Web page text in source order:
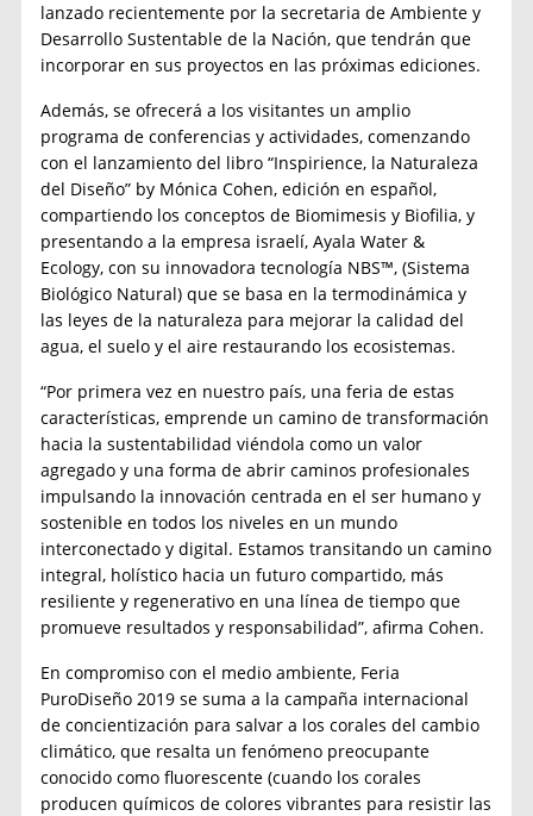
lanzado recientemente por la secretaria de Ambiente y
Desarrollo Sustentable de la Nación, que tendrán que
incorporar en sus proyectos en las próximas ediciones.
Además, se ofrecerá a los visitantes un amplio
programa de conferencias y actividades, comenzando
con el lanzamiento del libro “Inspirience, la Naturaleza
del Diseño” by Mónica Cohen, edición en español,
compartiendo los conceptos de Biomimesis y Biofilia, y
presentando a la empresa israelí, Ayala Water &
Ecology, con su innovadora tecnología NBS™, (Sistema
Biológico Natural) que se basa en la termodinámica y
las leyes de la naturaleza para mejorar la calidad del
agua, el suelo y el aire restaurando los ecosistemas.
“Por primera vez en nuestro país, una feria de estas
características, emprende un camino de transformación
hacia la sustentabilidad viéndola como un valor
agregado y una forma de abrir caminos profesionales
impulsando la innovación centrada en el ser humano y
sostenible en todos los niveles en un mundo
interconectado y digital. Estamos transitando un camino
integral, holístico hacia un futuro compartido, más
resiliente y regenerativo en una línea de tiempo que
promueve resultados y responsabilidad”, afirma Cohen.
En compromiso con el medio ambiente, Feria
PuroDiseño 2019 se suma a la campaña internacional
de concientización para salvar a los corales del cambio
climático, que resalta un fenómeno preocupante
conocido como fluorescente (cuando los corales
producen químicos de colores vibrantes para resistir las